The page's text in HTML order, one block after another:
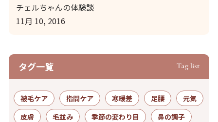
チェルちゃんの体験談
11月 10, 2016
タグ⼀覧 Tag list
被毛ケア 指間ケア 寒暖差 足腰
元気
皮膚
毛並み 季節の変わり目
鼻の調子